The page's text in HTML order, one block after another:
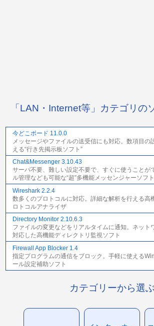
「LAN・Internet等」カテゴリの
今どこボード 11.0.0
メッセージやファイルの送受信にも対応。数項目の
える“行き先掲示板ソフト”
Chat&Messenger 3.10.43
サーバ不要、難しい設定不要で、すぐに使うことが
ル管理なども可能な“超”多機能メッセンジャーソフト
Wireshark 2.2.4
数多くのプロトコルに対応。詳細な解析を行える高
ロトコルアナライザ
Directory Monitor 2.10.6.3
ファイルの変更などをリアルタイムに通知。ネット
対応した高機能ディレクトリ監視ソフト
Firewall App Blocker 1.4
指定プログラムの通信をブロック。手軽に使える
ール設定補助ソフト
カテゴリーから選ぶ